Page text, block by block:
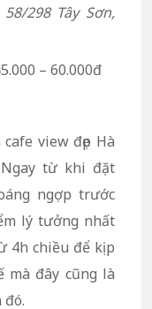
298 Tây Sơn,
– 60.000đ
view đẹp Hà
từ khi đặt
ngợp trước
lý tưởng nhất
4h chiều để kịp
mà đây cũng là